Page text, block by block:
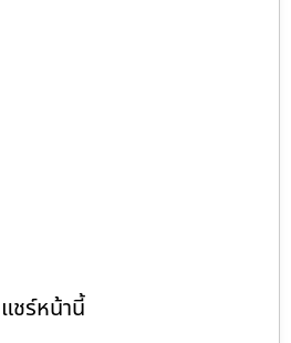
แชร์หน้านี้